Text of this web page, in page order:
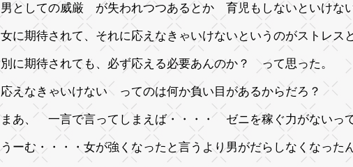
男としての威厳 が失われつつあるとか 育児もしないといけな
女に期待されて、それに応えなきゃいけないというのがストレス
別に期待されても、必ず応える必要あんのか？ って思った。
応えなきゃいけない ってのは何か負い目があるからだろ？
まあ、 一言で言ってしまえば・・・・ ゼニを稼ぐ力がないって
うーむ・・・・女が強くなったと言うより男がだらしなくなった